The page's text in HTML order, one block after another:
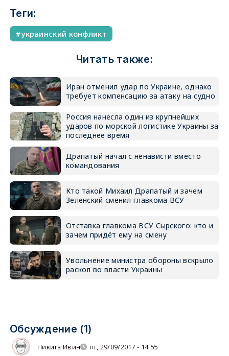
Теги:
украинский конфликт
Читать также:
Иран отменил удар по Украине, однако
требует компенсацию за атаку на судно
Россия нанесла один из крупнейших
ударов по морской логистике Украины за
последнее время
Драпатый начал с ненависти вместо
командования
Кто такой Михаил Драпатый и зачем
Зеленский сменил главкома ВСУ
Отставка главкома ВСУ Сырского: кто и
зачем придёт ему на смену
Увольнение министра обороны вскрыло
раскол во власти Украины
Обсуждение (1)
Никита Ивин пт, 29/09/2017 - 14:55